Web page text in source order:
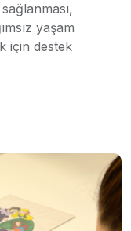
yaşam
için destek